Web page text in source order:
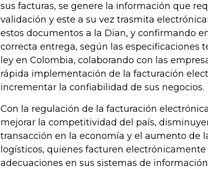
sus facturas, se genere la información que
validación y este a su vez trasmita
estos documentos a la Dian, y confirmando
correcta entrega, según las especificaciones
ley en Colombia, colaborando con las
rápida implementación de la facturación
incrementar la confiabilidad de sus negocios.
Con la regulación de la facturación
mejorar la competitividad del país,
transacción en la economía y el aumento de
logísticos, quienes facturen
adecuaciones en sus sistemas de información